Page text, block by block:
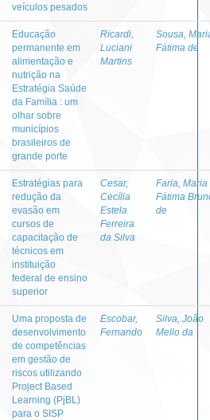
veículos pesados
Educação
permanente em
alimentação e
nutrição na
Estratégia Saúde
da Família : um
olhar sobre
municípios
brasileiros de
grande porte
Ricardi,
Luciani
Martins
Sousa,
Fátima de
Estratégias para
redução da
evasão em
cursos de
capacitação de
técnicos em
instituição
federal de ensino
superior
Cesar,
Cecília
Estela
Ferreira
da Silva
Faria, Maria
Fátima
de
Uma proposta de
desenvolvimento
de competências
em gestão de
riscos utilizando
Project Based
Learning (PjBL)
para o SISP
Escobar,
Fernando
Silva, João
Mello da